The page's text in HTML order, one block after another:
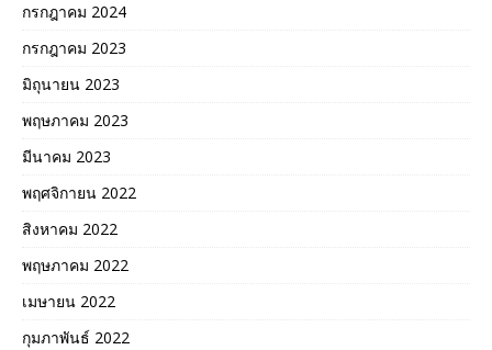
กรกฎาคม 2024
กรกฎาคม 2023
มิถุนายน 2023
พฤษภาคม 2023
มีนาคม 2023
พฤศจิกายน 2022
สิงหาคม 2022
พฤษภาคม 2022
เมษายน 2022
กุมภาพันธ์ 2022